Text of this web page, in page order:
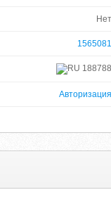
Нет
1565081
188788
Авторизация